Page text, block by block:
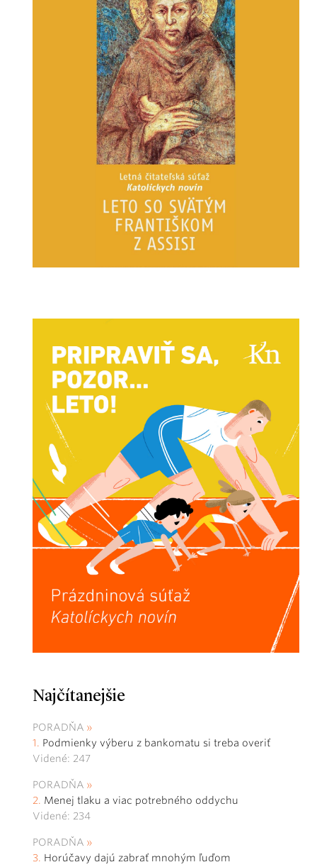
Najčítanejšie
PORADŇA
Podmienky výberu z bankomatu si treba overiť
Videné: 247
PORADŇA
Menej tlaku a viac potrebného oddychu
Videné: 234
PORADŇA
Horúčavy dajú zabrať mnohým ľuďom